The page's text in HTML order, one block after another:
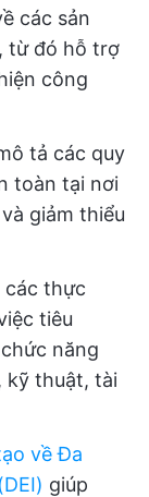
các sản
từ đó hỗ trợ
công
tả các quy
toàn tại nơi
giảm thiểu
các thực
tiêu
năng
kỹ thuật, tài
về Đa
giúp